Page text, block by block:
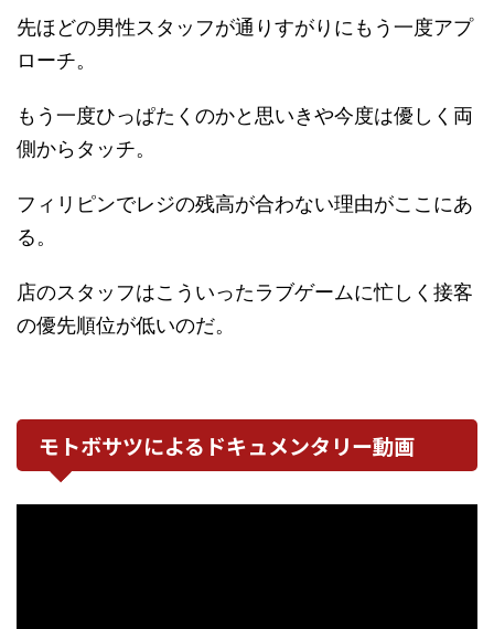
先ほどの男性スタッフが通りすがりにもう一度アプ
ローチ。
もう一度ひっぱたくのかと思いきや今度は優しく両
側からタッチ。
フィリピンでレジの残高が合わない理由がここにあ
る。
店のスタッフはこういったラブゲームに忙しく接客
の優先順位が低いのだ。
モトボサツによるドキュメンタリー動画